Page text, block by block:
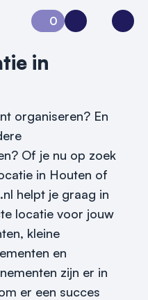
0
Aanvraag 0Inloggen
in
organiseren? En
Of je nu op zoek
in Houten of
helpt je graag in
locatie voor jouw
kleine
en
zijn er in
er een succes